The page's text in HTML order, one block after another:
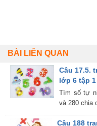
BÀI LIÊN QUAN
Câu 17.5.
lớp 6 tập 1
Tìm số tự
và 280 chia
Câu 188